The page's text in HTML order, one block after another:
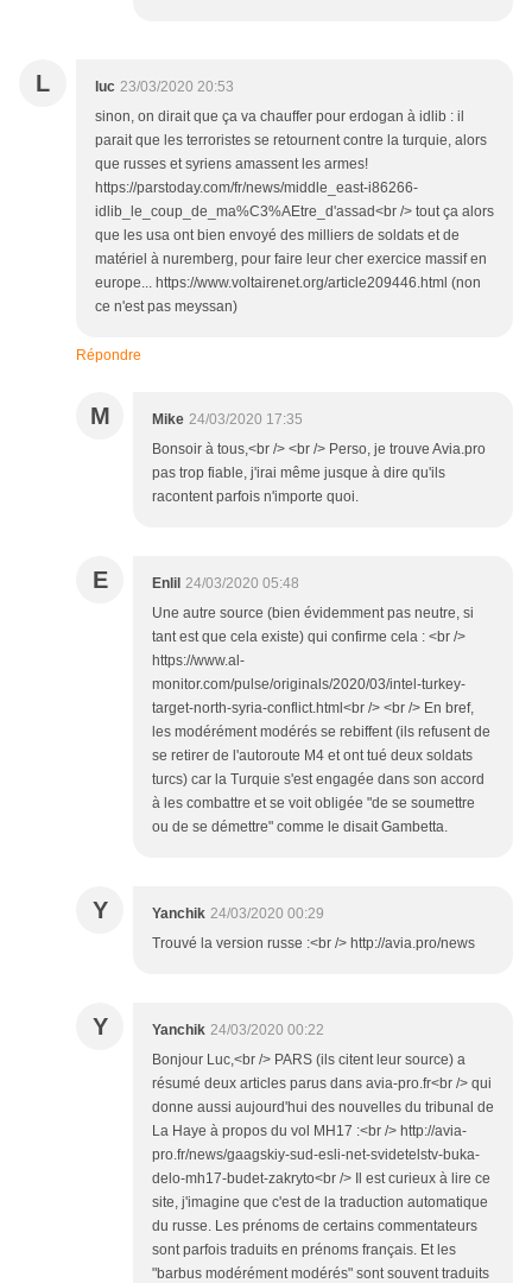
L luc 23/03/2020 20:53
sinon, on dirait que ça va chauffer pour erdogan à idlib : il
parait que les terroristes se retournent contre la turquie, alors
que russes et syriens amassent les armes!
https://parstoday.com/fr/news/middle_east-i86266-
idlib_le_coup_de_ma%C3%AEtre_d'assad<br /> tout ça alors
que les usa ont bien envoyé des milliers de soldats et de
matériel à nuremberg, pour faire leur cher exercice massif en
europe... https://www.voltairenet.org/article209446.html (non
ce n'est pas meyssan)
Répondre
M Mike 24/03/2020 17:35
Bonsoir à tous,<br /> <br /> Perso, je trouve Avia.pro
pas trop fiable, j'irai même jusque à dire qu'ils
racontent parfois n'importe quoi.
E Enlil 24/03/2020 05:48
Une autre source (bien évidemment pas neutre, si
tant est que cela existe) qui confirme cela : <br />
https://www.al-
monitor.com/pulse/originals/2020/03/intel-turkey-
target-north-syria-conflict.html<br /> <br /> En bref,
les modérément modérés se rebiffent (ils refusent de
se retirer de l'autoroute M4 et ont tué deux soldats
turcs) car la Turquie s'est engagée dans son accord
à les combattre et se voit obligée "de se soumettre
ou de se démettre" comme le disait Gambetta.
Y Yanchik 24/03/2020 00:29
Trouvé la version russe :<br /> http://avia.pro/news
Y Yanchik 24/03/2020 00:22
Bonjour Luc,<br /> PARS (ils citent leur source) a
résumé deux articles parus dans avia-pro.fr<br /> qui
donne aussi aujourd'hui des nouvelles du tribunal de
La Haye à propos du vol MH17 :<br /> http://avia-
pro.fr/news/gaagskiy-sud-esli-net-svidetelstv-buka-
delo-mh17-budet-zakryto<br /> Il est curieux à lire ce
site, j'imagine que c'est de la traduction automatique
du russe. Les prénoms de certains commentateurs
sont parfois traduits en prénoms français. Et les
"barbus modérément modérés" sont souvent traduits